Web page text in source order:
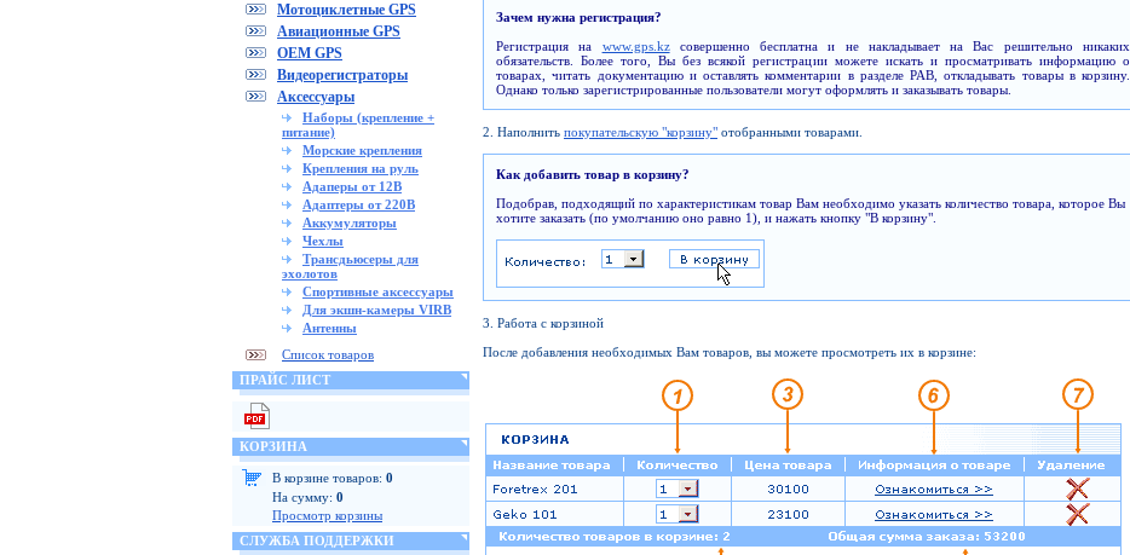
Мотоциклетные GPS
Авиационные GPS
OEM GPS
Видеорегистраторы
Аксессуары
Наборы (крепление +
питание)
Морские крепления
Крепления на руль
Адаперы от 12В
Адаптеры от 220В
Аккумуляторы
Чехлы
Трансдьюсеры для
эхолотов
Спортивные аксессуары
Для экшн-камеры VIRB
Антенны
Список товаров
ПРАЙС ЛИСТ
КОРЗИНА
В корзине товаров: 0
На сумму: 0
Просмотр корзины
СЛУЖБА ПОДДЕРЖКИ
Зачем нужна регистрация?
Регистрация на www.gps.kzсовершенно бесплатна и не накладывает на Вас решительно никаких
обязательств. Более того, Вы без всякой регистрации можете искать и просматривать информацию о
товарах, читать документацию и оставлять комментарии в разделе PAB, откладывать товары в корзину.
Однако только зарегистрированные пользователи могут оформлять и заказывать товары.
2. Наполнить покупательскую "корзину" отобранными товарами.
Как добавить товар в корзину?
Подобрав, подходящий по характеристикам товар Вам необходимо указать количество товара, которое Вы
хотите заказать (по умолчанию оно равно 1), и нажать кнопку "В корзину".
3. Работа с корзиной
После добавления необходимых Вам товаров, вы можете просмотреть их в корзине: